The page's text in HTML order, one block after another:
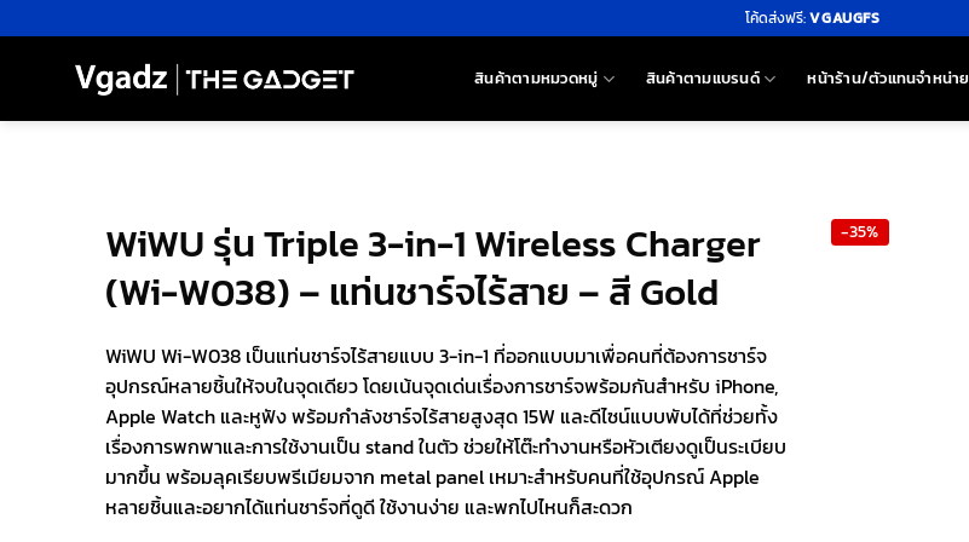
ไป
โค้ดส่งฟรี:VGAUGFS
สินค้าตามหมวดหมู่ สินค้าตามแบรนด์ หน้าร้าน/ตัวแทนจำหน่าย
WiWU รุ่น Triple 3-in-1 Wireless Charger
(Wi-W038) – แท่นชาร์จไร้สาย – สี Gold
WiWU Wi-W038 เป็นแท่นชาร์จไร้สายแบบ 3-in-1 ที่ออกแบบมาเพื่อคนที่ต้องการชาร์จ
อุปกรณ์หลายชิ้นให้จบในจุดเดียว โดยเน้นจุดเด่นเรื่องการชาร์จพร้อมกันสำหรับ iPhone,
Apple Watch และหูฟัง พร้อมกำลังชาร์จไร้สายสูงสุด 15W และดีไซน์แบบพับได้ที่ช่วยทั้ง
เรื่องการพกพาและการใช้งานเป็น stand ในตัว ช่วยให้โต๊ะทำงานหรือหัวเตียงดูเป็นระเบียบ
มากขึ้น พร้อมลุคเรียบพรีเมียมจาก metal panel เหมาะสำหรับคนที่ใช้อุปกรณ์ Apple
หลายชิ้นและอยากได้แท่นชาร์จที่ดูดี ใช้งานง่าย และพกไปไหนก็สะดวก
-35%